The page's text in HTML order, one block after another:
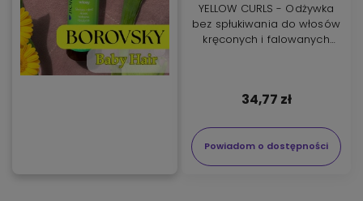
YELLOW CURLS - Odżywka
bez spłukiwania do włosów
kręconych i falowanych
34,77 zł
Powiadom o dostępności